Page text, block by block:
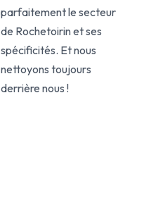
parfaitement le secteur
de Rochetoirin et ses
spécificités. Et nous
nettoyons toujours
derrière nous !